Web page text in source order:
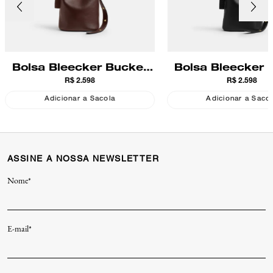
Bolsa Bleecker Bucket
21 Coach
R$ 2.598
Adicionar a Sacola
Bolsa Bleecker
21 Coach
R$ 2.598
Adicionar a
ASSINE A NOSSA NEWSLETTER
Nome*
E-mail*